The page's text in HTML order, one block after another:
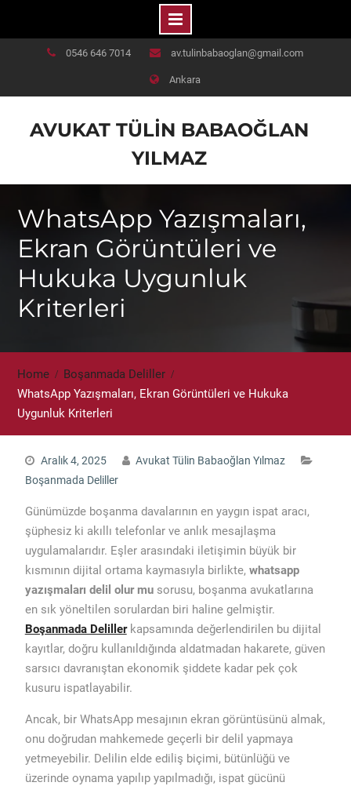
0546 646 7014 av.tulinbabaoglan@gmail.com
Ankara
AVUKAT TÜLIN BABAOĞLAN
YILMAZ
WhatsApp Yazışmaları,
Ekran Görüntüleri ve
Hukuka Uygunluk
Kriterleri
Home
Boşanmada Deliller
WhatsApp Yazışmaları, Ekran Görüntüleri ve Hukuka
Uygunluk Kriterleri
Aralık 4, 2025
Avukat Tülin Babaoğlan Yılmaz
Boşanmada Deliller
Günümüzde boşanma davalarının en yaygın ispat aracı,
şüphesiz ki akıllı telefonlar ve anlık mesajlaşma
uygulamalarıdır. Eşler arasındaki iletişimin büyük bir
kısmının dijital ortama kaymasıyla birlikte, whatsapp
yazışmaları delil olur musorusu, boşanma avukatlarına
en sık yöneltilen sorulardan biri haline gelmiştir.
Boşanmada Delillerkapsamında değerlendirilen bu dijital
kayıtlar, doğru kullanıldığında aldatmadan hakarete, güven
sarsıcı davranıştan ekonomik şiddete kadar pek çok
kusuru ispatlayabilir.
Ancak, bir WhatsApp mesajının ekran görüntüsünü almak,
onu doğrudan mahkemede geçerli bir delil yapmaya
yetmeyebilir. Delilin elde ediliş biçimi, bütünlüğü ve
üzerinde oynama yapılıp yapılmadığı, ispat gücünü